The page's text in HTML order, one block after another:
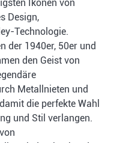
Ikonen von
Design,
Technologie.
der 1940er, 50er und
den Geist von
Metallnieten und
die perfekte Wahl
und Stil verlangen.